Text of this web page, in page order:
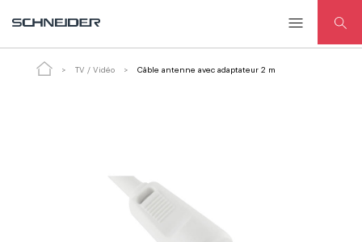
TV / Vidéo Câble antenne avec adaptateur 2 m
Câble antenne avec adaptateur 2
m